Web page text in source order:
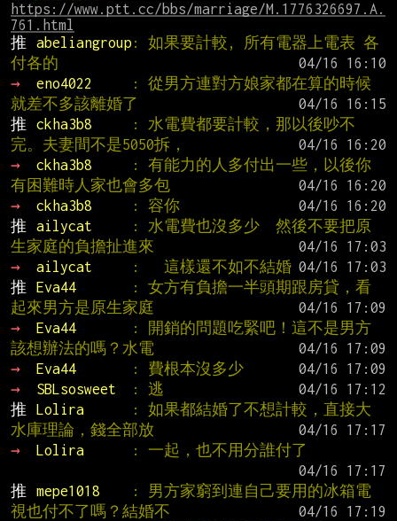
https://www.ptt.cc/bbs/marriage/M.1776326697.A.
761.html
推
abeliangroup : 如果要計較, 所有電器上電表 各
付各的
→
eno4022
: 從男方連對方娘家都在算的時候
就差不多該離婚了
推
ckha3b8
: 水電費都要計較，那以後吵不
完。夫妻間不是5050拆，
→
ckha3b8
: 有能力的人多付出一些，以後你
有困難時人家也會多包
→
ckha3b8 : 容你
推
ailycat
: 水電費也沒多少  然後不要把原
生家庭的負擔扯進來
→
ailycat :   這樣還不如不結婚
推
Eva44
: 女方有負擔一半頭期跟房貸，看
起來男方是原生家庭
→
Eva44
: 開銷的問題吃緊吧！這不是男方
該想辦法的嗎？水電
→
Eva44 : 費根本沒多少
→
SBLsosweet : 逃
推
Lolira
: 如果都結婚了不想計較，直接大
水庫理論，錢全部放
→
Lolira
: 一起，也不用分誰付了
推
mepe1018
: 男方家窮到連自己要用的冰箱電
視也付不了嗎？結婚不